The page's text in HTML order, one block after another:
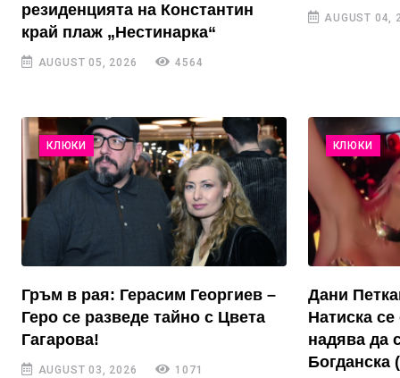
резиденцията на Константин
край плаж „Нестинарка“
AUGUST 05, 2026 4564
AUGUST 04,
КЛЮКИ
Гръм в рая: Герасим Георгиев –
Геро се разведе тайно с Цвета
Гагарова!
AUGUST 03, 2026 1071
КЛЮКИ
Дани
Натиска
надява да
Богданска